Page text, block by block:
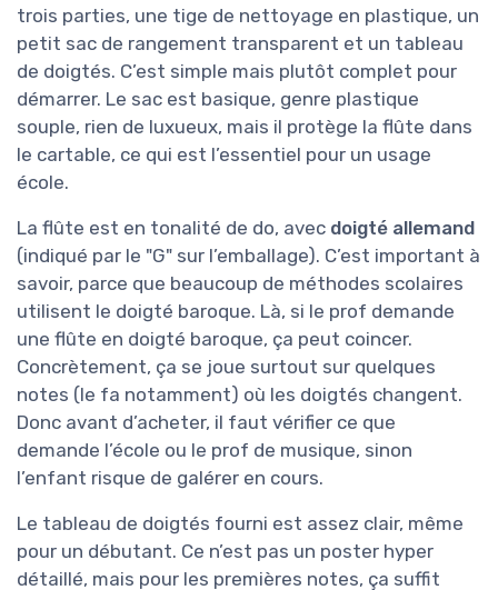
trois parties, une tige de nettoyage en plastique, un
petit sac de rangement transparent et un tableau
de doigtés. C’est simple mais plutôt complet pour
démarrer. Le sac est basique, genre plastique
souple, rien de luxueux, mais il protège la flûte dans
le cartable, ce qui est l’essentiel pour un usage
école.
La flûte est en tonalité de do, avec doigté allemand
(indiqué par le "G" sur l’emballage). C’est important à
savoir, parce que beaucoup de méthodes scolaires
utilisent le doigté baroque. Là, si le prof demande
une flûte en doigté baroque, ça peut coincer.
Concrètement, ça se joue surtout sur quelques
notes (le fa notamment) où les doigtés changent.
Donc avant d’acheter, il faut vérifier ce que
demande l’école ou le prof de musique, sinon
l’enfant risque de galérer en cours.
Le tableau de doigtés fourni est assez clair, même
pour un débutant. Ce n’est pas un poster hyper
détaillé, mais pour les premières notes, ça suffit